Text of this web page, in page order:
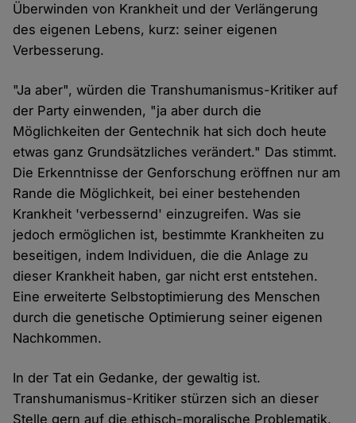
Überwinden von Krankheit und der Verlängerung
des eigenen Lebens, kurz: seiner eigenen
Verbesserung.
"Ja aber", würden die Transhumanismus-Kritiker auf
der Party einwenden, "ja aber durch die
Möglichkeiten der Gentechnik hat sich doch heute
etwas ganz Grundsätzliches verändert." Das stimmt.
Die Erkenntnisse der Genforschung eröffnen nur am
Rande die Möglichkeit, bei einer bestehenden
Krankheit 'verbessernd' einzugreifen. Was sie
jedoch ermöglichen ist, bestimmte Krankheiten zu
beseitigen, indem Individuen, die die Anlage zu
dieser Krankheit haben, gar nicht erst entstehen.
Eine erweiterte Selbstoptimierung des Menschen
durch die genetische Optimierung seiner eigenen
Nachkommen.
In der Tat ein Gedanke, der gewaltig ist.
Transhumanismus-Kritiker stürzen sich an dieser
Stelle gern auf die ethisch-moralische Problematik,